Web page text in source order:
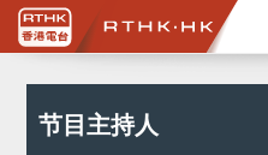
节目主持人